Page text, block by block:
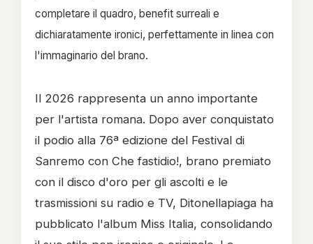
completare il quadro, benefit surreali e
dichiaratamente ironici, perfettamente in linea con
l'immaginario del brano.
Il 2026 rappresenta un anno importante
per l'artista romana. Dopo aver conquistato
il podio alla 76ª edizione del Festival di
Sanremo con Che fastidio!, brano premiato
con il disco d'oro per gli ascolti e le
trasmissioni su radio e TV, Ditonellapiaga ha
pubblicato l'album Miss Italia, consolidando